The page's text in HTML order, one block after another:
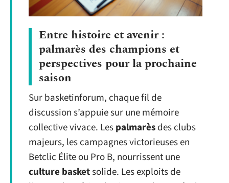
Entre histoire et avenir :
palmarès des champions et
perspectives pour la prochaine
saison
Sur basketinforum, chaque fil de
discussion s’appuie sur une mémoire
collective vivace. Lespalmarèsdes clubs
majeurs, les campagnes victorieuses en
Betclic Élite ou Pro B, nourrissent une
culture basketsolide. Les exploits de